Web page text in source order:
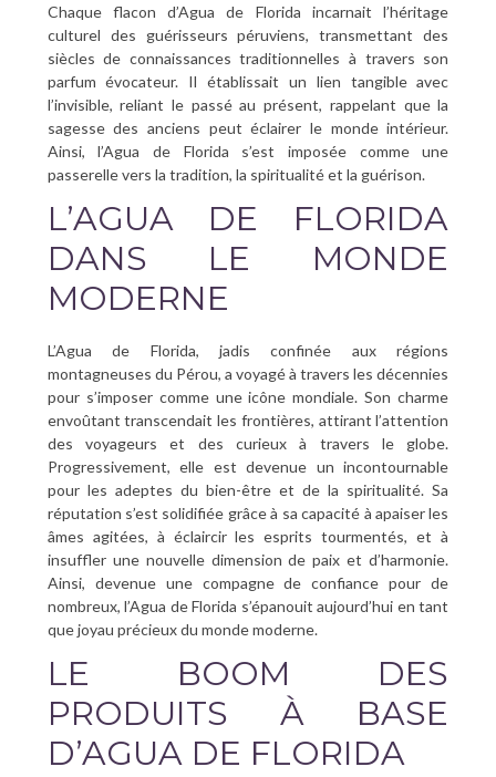
Chaque flacon d’Agua de Florida incarnait l’héritage
culturel des guérisseurs péruviens, transmettant des
siècles de connaissances traditionnelles à travers son
parfum évocateur. Il établissait un lien tangible avec
l’invisible, reliant le passé au présent, rappelant que la
sagesse des anciens peut éclairer le monde intérieur.
Ainsi, l’Agua de Florida s’est imposée comme une
passerelle vers la tradition, la spiritualité et la guérison.
L’AGUA DE FLORIDA
DANS LE MONDE
MODERNE
L’Agua de Florida, jadis confinée aux régions
montagneuses du Pérou, a voyagé à travers les décennies
pour s’imposer comme une icône mondiale. Son charme
envoûtant transcendait les frontières, attirant l’attention
des voyageurs et des curieux à travers le globe.
Progressivement, elle est devenue un incontournable
pour les adeptes du bien-être et de la spiritualité. Sa
réputation s’est solidifiée grâce à sa capacité à apaiser les
âmes agitées, à éclaircir les esprits tourmentés, et à
insuffler une nouvelle dimension de paix et d’harmonie.
Ainsi, devenue une compagne de confiance pour de
nombreux, l’Agua de Florida s’épanouit aujourd’hui en tant
que joyau précieux du monde moderne.
LE BOOM DES
PRODUITS À BASE
D’AGUA DE FLORIDA